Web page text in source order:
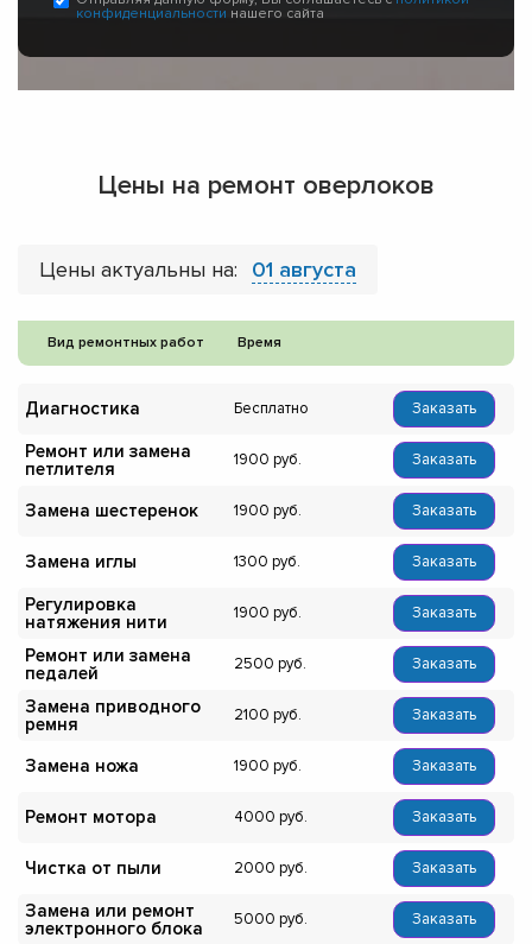
конфиденциальности нашего сайта
Цены на ремонт оверлоков
Цены актуальны на: 01 августа
Вид ремонтных работ Время
Диагностика Бесплатно Заказать
Ремонт или замена
петлителя
1900 Заказать
Замена шестеренок 1900 Заказать
Замена иглы 1300 Заказать
Регулировка
натяжения нити
1900 Заказать
Ремонт или замена
педалей
2500 Заказать
Замена приводного
ремня
2100 Заказать
Замена ножа 1900 Заказать
Ремонт мотора 4000 Заказать
Чистка от пыли 2000 Заказать
Замена или ремонт
электронного блока
5000 Заказать